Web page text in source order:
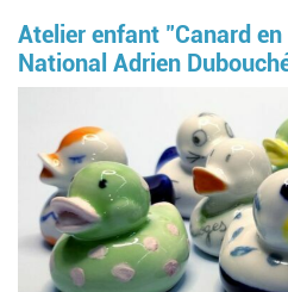
Atelier enfant "Canard
National Adrien